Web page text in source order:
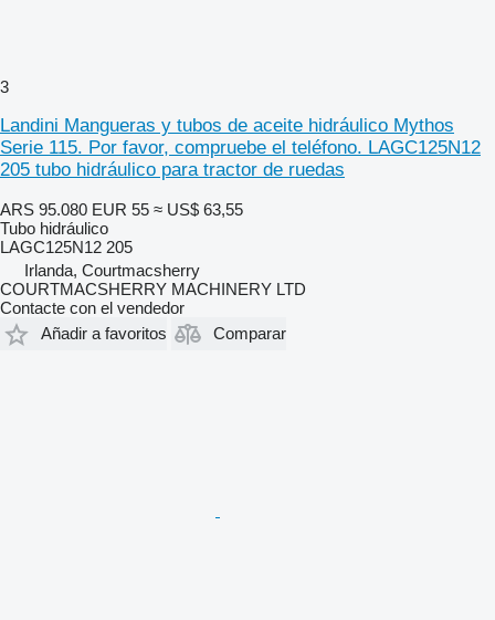
3
Landini Mangueras y tubos de aceite hidráulico Mythos
Serie 115. Por favor, compruebe el teléfono. LAGC125N12
205 tubo hidráulico para tractor de ruedas
ARS 95.080 EUR 55 ≈ US$ 63,55
Tubo hidráulico
LAGC125N12 205
Irlanda, Courtmacsherry
COURTMACSHERRY MACHINERY LTD
Contacte con el vendedor
Añadir a favoritos
Comparar